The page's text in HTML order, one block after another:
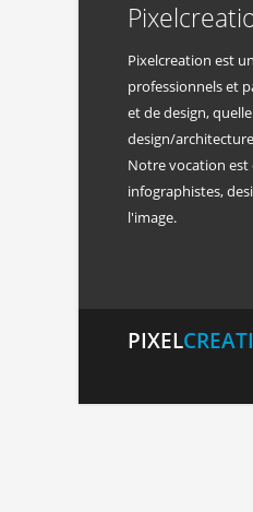
Pixelcreation est
professionnels et
et de design,
design/
Notre vocation
infographistes,
l'image.
PIXEL